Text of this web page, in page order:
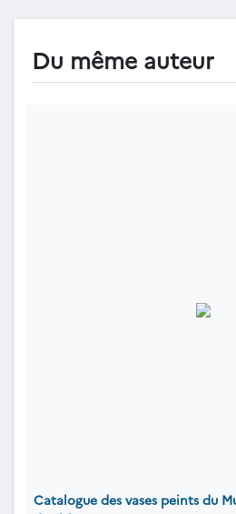
Du même auteur
Catalogue des vases peints du